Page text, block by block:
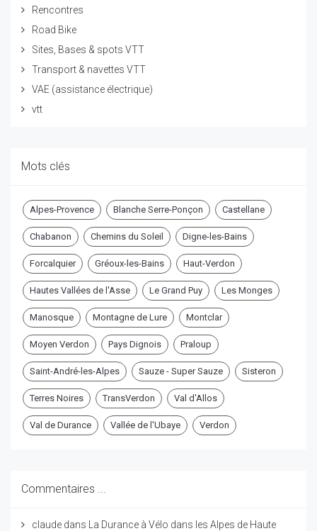
Rencontres
Road Bike
Sites, Bases & spots VTT
Transport & navettes VTT
VAE (assistance électrique)
vtt
Mots clés
Alpes-Provence Blanche Serre-Ponçon Castellane
Chabanon Chemins du Soleil Digne-les-Bains
Forcalquier Gréoux-les-Bains Haut-Verdon
Hautes Vallées de l'Asse Le Grand Puy Les Monges
Manosque Montagne de Lure Montclar
Moyen Verdon Pays Dignois Praloup
Saint-André-les-Alpes Sauze - Super Sauze Sisteron
Terres Noires TransVerdon Val d'Allos
Val de Durance Vallée de l'Ubaye Verdon
Commentaires ...
claude dans
La Durance à Vélo dans les Alpes de Haute